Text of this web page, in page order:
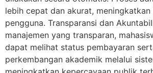
lebih cepat dan akurat, meningkatkan
pengguna. Transparansi dan
manajemen yang transparan,
dapat melihat status pembayaran
perkembangan akademik melalui